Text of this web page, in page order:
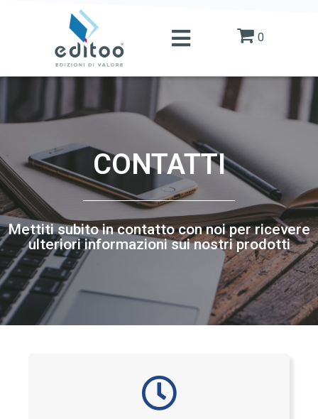
0
CONTATTI
Mettiti subito in contatto con noi per ricevere
ulteriori informazioni sui nostri prodotti